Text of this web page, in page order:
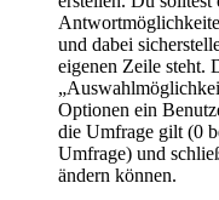
und dabei
eigenen Zeile steht.
Optionen ein
die Umfrage gilt (0
Umfrage) und
ändern können.